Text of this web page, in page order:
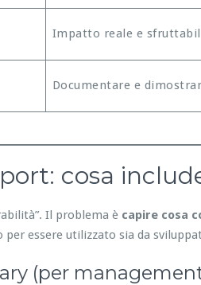
Impatto reale e
Documentare e
cosa
Il problema è capire cosa
essere utilizzato sia da
(per